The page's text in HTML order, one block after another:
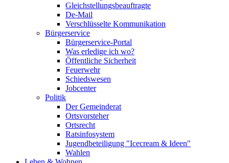
Gleichstellungsbeauftragte
De-Mail
Verschlüsselte Kommunikation
Bürgerservice
Bürgerservice-Portal
Was erledige ich wo?
Öffentliche Sicherheit
Feuerwehr
Schiedswesen
Jobcenter
Politik
Der Gemeinderat
Ortsvorsteher
Ortsrecht
Ratsinfosystem
Jugendbeteiligung "Icecream & Ideen"
Wahlen